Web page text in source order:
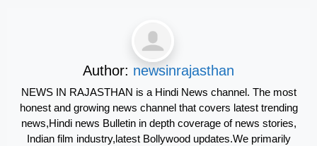
Author: newsinrajasthan
NEWS IN RAJASTHAN is a Hindi News channel. The most
honest and growing news channel that covers latest trending
news,Hindi news Bulletin in depth coverage of news stories,
Indian film industry,latest Bollywood updates.We primarily